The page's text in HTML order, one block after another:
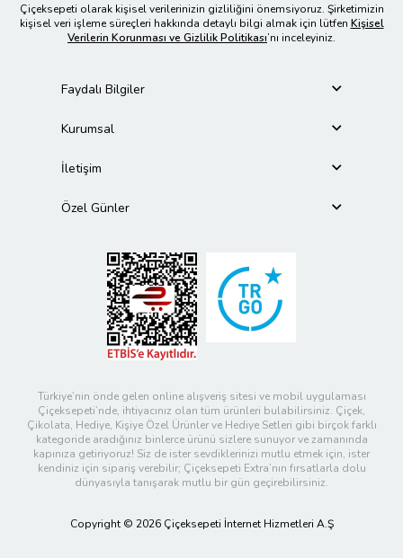
Çiçeksepeti olarak kişisel verilerinizin gizliliğini önemsiyoruz. Şirketimizin
kişisel veri işleme süreçleri hakkında detaylı bilgi almak için lütfen Kişisel
Verilerin Korunması ve Gizlilik Politikası’nı inceleyiniz.
Faydalı Bilgiler
Kurumsal
İletişim
Özel Günler
Türkiye’nin önde gelen online alışveriş sitesi ve mobil uygulaması
Çiçeksepeti’nde, ihtiyacınız olan tüm ürünleri bulabilirsiniz. Çiçek,
Çikolata, Hediye, Kişiye Özel Ürünler ve Hediye Setleri gibi birçok farklı
kategoride aradığınız binlerce ürünü sizlere sunuyor ve zamanında
kapınıza getiriyoruz! Siz de ister sevdiklerinizi mutlu etmek için, ister
kendiniz için sipariş verebilir; Çiçeksepeti Extra’nın fırsatlarla dolu
dünyasıyla tanışarak mutlu bir gün geçirebilirsiniz.
Copyright © 2026 Çiçeksepeti İnternet Hizmetleri A.Ş